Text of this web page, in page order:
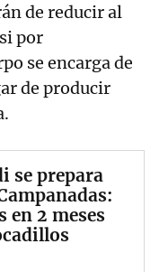
de reducir al
por
se encarga de
de producir
se prepara
en 2 meses